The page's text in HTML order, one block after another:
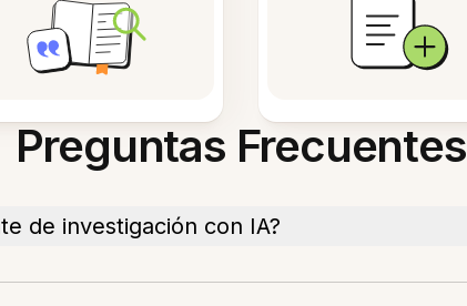
Preguntas Frecuentes
de investigación con IA?